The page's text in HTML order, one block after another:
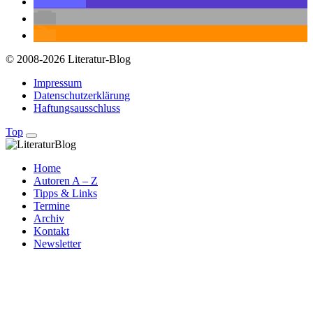
© 2008-2026 Literatur-Blog
Impressum
Datenschutzerklärung
Haftungsausschluss
Top
Home
Autoren A – Z
Tipps & Links
Termine
Archiv
Kontakt
Newsletter